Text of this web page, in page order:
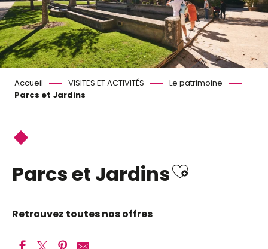
Accueil VISITES ET ACTIVITÉS
Le patrimoine
Parcs et Jardins
Parcs et JardinsAjouter
Retrouvez toutes nos offres